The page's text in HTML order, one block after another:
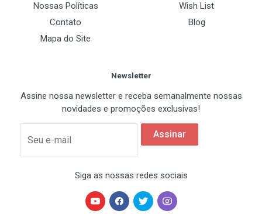
Nossas Políticas
Contato
Mapa do Site
Wish List
Blog
Newsletter
Assine nossa newsletter e receba semanalmente nossas
novidades e promoções exclusivas!
Seu e-mail
Assinar
Siga as nossas redes sociais